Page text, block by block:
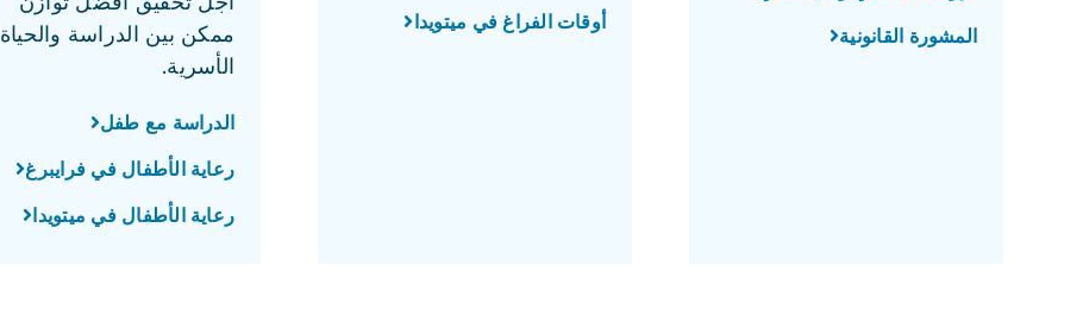
المشورة القانونية
أوقات الفراغ في ميتويدا
ممكن بين الدراسة والحياة
الأسرية.
الدراسة مع طفل
رعاية الأطفال في فرايبرغ
رعاية الأطفال في ميتويدا